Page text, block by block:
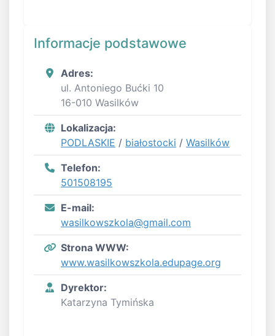
Informacje podstawowe
Adres:
ul. Antoniego Bućki 10
16-010 Wasilków
Lokalizacja:
PODLASKIE / białostocki / Wasilków
Telefon:
501508195
E-mail:
wasilkowszkola@gmail.com
Strona WWW:
www.wasilkowszkola.edupage.org
Dyrektor:
Katarzyna Tymińska